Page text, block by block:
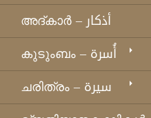
അദ്കാര്‍ – أذكار
കുടുംബം – أُسرة
ചരിത്രം – سيرة